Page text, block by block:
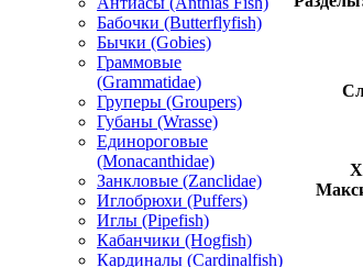
Бабочки (Butterflyfish)
Бычки (Gobies)
Граммовые
(Grammatidae)
Груперы (Groupers)
Губаны (Wrasse)
Единороговые
(Monacanthidae)
Занкловые (Zanclidae)
Иглобрюхи (Puffers)
Иглы (Pipefish)
Кабанчики (Hogfish)
Кардиналы (Cardinalfish)